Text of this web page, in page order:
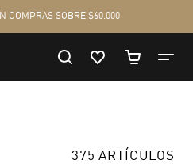
375 ARTÍCULOS